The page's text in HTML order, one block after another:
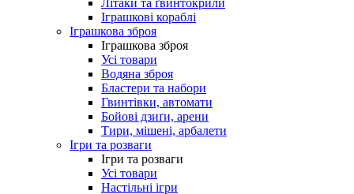
Літаки та ґвинтокрили
Іграшкові кораблі
Іграшкова зброя
Іграшкова зброя
Усі товари
Водяна зброя
Бластери та набори
Гвинтівки, автомати
Бойові дзиґи, арени
Тири, мішені, арбалети
Ігри та розваги
Ігри та розваги
Усі товари
Настільні ігри